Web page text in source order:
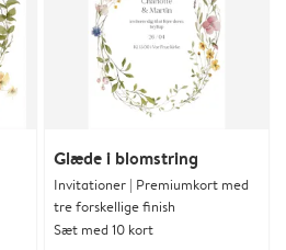
Glæde i blomstring
Invitationer | Premiumkort med
tre forskellige finish
Sæt med 10 kort